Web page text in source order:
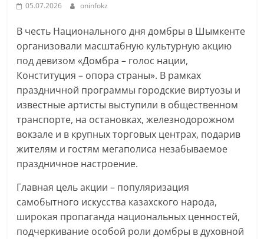
05.07.2026 oninfokz
В честь Национального дня домбры в Шымкенте
организовали масштабную культурную акцию
под девизом «Домбра – голос нации,
Конституция – опора страны». В рамках
праздничной программы городские виртуозы и
известные артисты выступили в общественном
транспорте, на остановках, железнодорожном
вокзале и в крупных торговых центрах, подарив
жителям и гостям мегаполиса незабываемое
праздничное настроение.
Главная цель акции – популяризация
самобытного искусства казахского народа,
широкая пропаганда национальных ценностей,
подчеркивание особой роли домбры в духовной